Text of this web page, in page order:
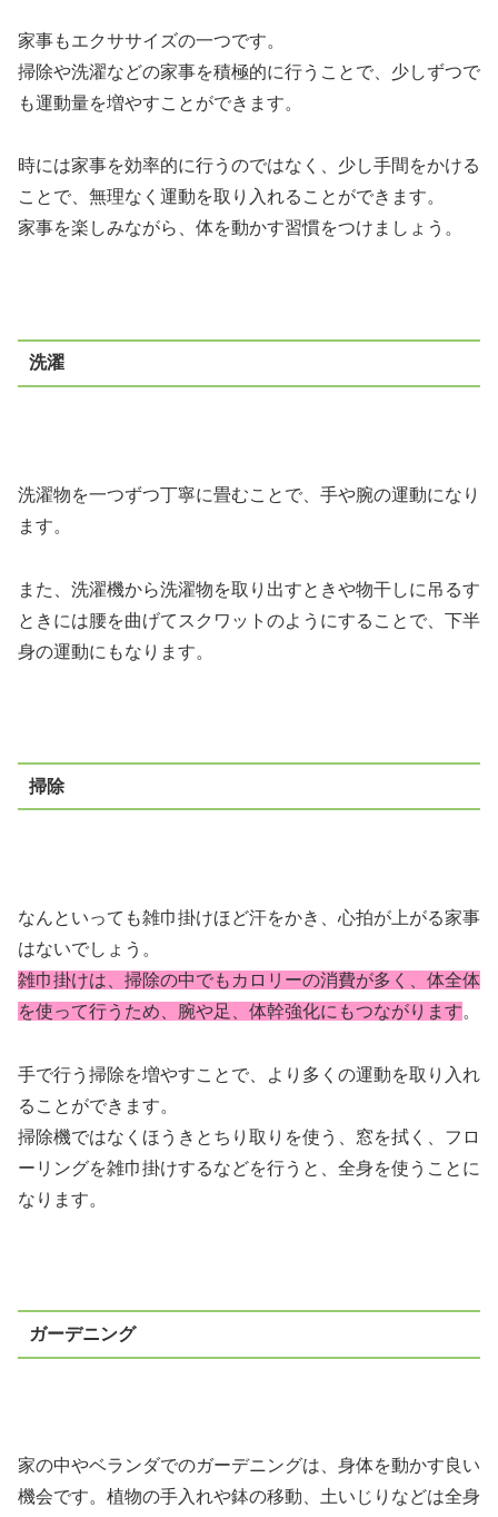
家事もエクササイズの一つです。
掃除や洗濯などの家事を積極的に行うことで、少しずつで
も運動量を増やすことができます。
時には家事を効率的に行うのではなく、少し手間をかける
ことで、無理なく運動を取り入れることができます。
家事を楽しみながら、体を動かす習慣をつけましょう。
洗濯
洗濯物を一つずつ丁寧に畳むことで、手や腕の運動になり
ます。
また、洗濯機から洗濯物を取り出すときや物干しに吊るす
ときには腰を曲げてスクワットのようにすることで、下半
身の運動にもなります。
掃除
なんといっても雑巾掛けほど汗をかき、心拍が上がる家事
はないでしょう。
雑巾掛けは、掃除の中でもカロリーの消費が多く、体全体
を使って行うため、腕や足、体幹強化にもつながります。
手で行う掃除を増やすことで、より多くの運動を取り入れ
ることができます。
掃除機ではなくほうきとちり取りを使う、窓を拭く、フロ
ーリングを雑巾掛けするなどを行うと、全身を使うことに
なります。
ガーデニング
家の中やベランダでのガーデニングは、身体を動かす良い
機会です。植物の手入れや鉢の移動、土いじりなどは全身